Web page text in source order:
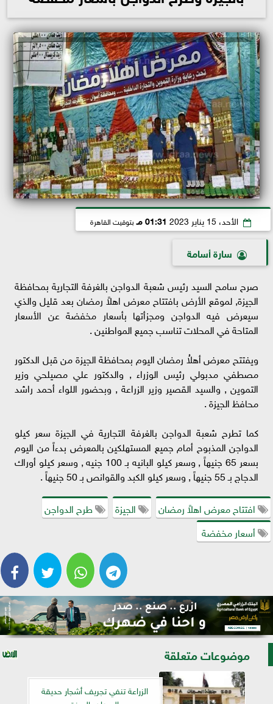
الأحد، 15 يناير 2023 01:31 مـ بتوقيت القاهرة
سارة أسامة
صرح سامح السيد رئيس شعبة الدواجن بالغرفة التجارية بمحافظة
الجيزة, لموقع الأرض بافتتاح معرض اهلاً رمضان بعد قليل والذي
سيعرض فيه الدواجن ومجزأتها بأسعار مخفضة عن الأسعار
المتاحة في المحلات تناسب جميع المواطنين .
ويفتتح معرض أهلاُ رمضان اليوم بمحافظة الجيزة من قبل الدكتور
مصطفي مدبولي رئيس الوزراء , والدكتور علي مصيلحي وزير
التموين , والسيد القصير وزير الزراعة , وبحضور اللواء أحمد راشد
محافظ الجيزة .
كما تطرح شعبة الدواجن بالغرفة التجارية في الجيزة سعر كيلو
الدواجن المذبوح أمام جميع المستهلكين بالمعرض بدءاً من اليوم
بسعر 65 جنيهاً , وسعر كيلو البانيه بـ 100 جنيه , وسعر كيلو أوراك
الدجاج بـ 55 جنيهاً , وسعر كيلو الكبد والقوانص بـ 50 جنيهاً .
افتتاح معرض اهلاً رمضان
الجيزة
طرح الدواجن
أسعار مخفضة
موضوعات متعلقة
الزراعة تنفي تجريف أشجار حديقة